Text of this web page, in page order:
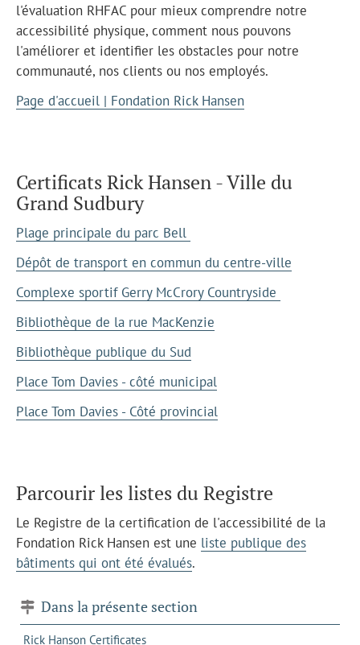
l'évaluation RHFAC pour mieux comprendre notre
accessibilité physique, comment nous pouvons
l'améliorer et identifier les obstacles pour notre
communauté, nos clients ou nos employés.
Page d'accueil | Fondation Rick Hansen
Certificats Rick Hansen - Ville du
Grand Sudbury
Plage principale du parc Bell
Dépôt de transport en commun du centre-ville
Complexe sportif Gerry McCrory Countryside
Bibliothèque de la rue MacKenzie
Bibliothèque publique du Sud
Place Tom Davies - côté municipal
Place Tom Davies - Côté provincial
Parcourir les listes du Registre
Le Registre de la certification de l'accessibilité de la
Fondation Rick Hansen est une liste publique des
bâtiments qui ont été évalués.
Dans la présente section
Rick Hanson Certificates